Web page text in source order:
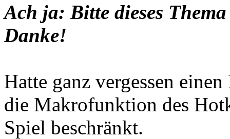
Ach ja: Bitte dieses
Danke!
Hatte ganz vergessen
die Makrofunktion des
Spiel beschränkt.